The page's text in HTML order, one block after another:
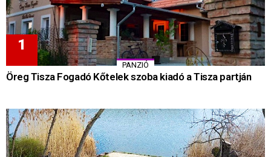
PANZIÓ
Öreg Tisza Fogadó Kőtelek szoba kiadó a Tisza partján